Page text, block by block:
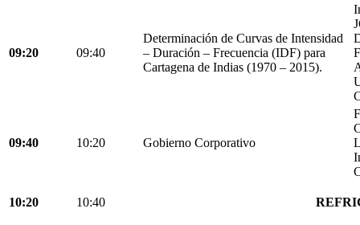
09:20 09:40
Determinación de Curvas de Intensidad
– Duración – Frecuencia (IDF) para
Cartagena de Indias (1970 – 2015).
09:40 10:20 Gobierno Corporativo
10:20 10:40